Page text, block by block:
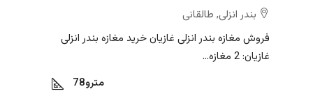
بندر انزلی, طالقانی
فروش مغازه بندر انزلی غازیان خرید مغازه بندر انزلی
غازیان: 2 مغازه...
7و8متر